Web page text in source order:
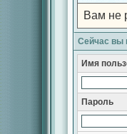
Вам не
Сейчас вы
Имя
Пароль